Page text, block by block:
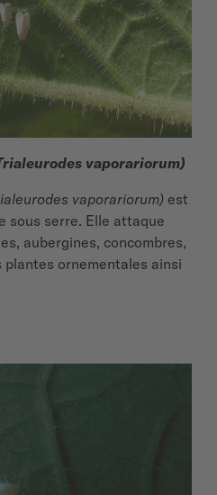
vaporariorum)
vaporariorum) est
sous serre. Elle attaque
aubergines, concombres,
plantes ornementales ainsi